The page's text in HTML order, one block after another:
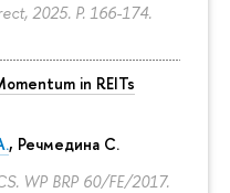
2025. P. 166-174.
in REITs
, Речмедина С.
WP BRP 60/FE/2017.